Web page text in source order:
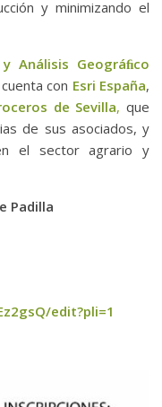
y minimizando el
Análisis Geográﬁco
con Esri España,
de Sevilla, que
de sus asociados, y
el sector agrario y
Padilla
edit?pli=1